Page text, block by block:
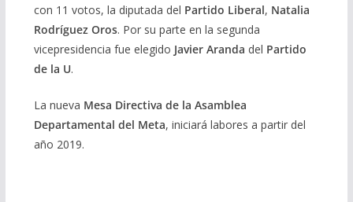
con 11 votos, la diputada del Partido Liberal, Natalia
Rodríguez Oros. Por su parte en la segunda
vicepresidencia fue elegido Javier Aranda del Partido
de la U.
La nueva Mesa Directiva de la Asamblea
Departamental del Meta, iniciará labores a partir del
año 2019.